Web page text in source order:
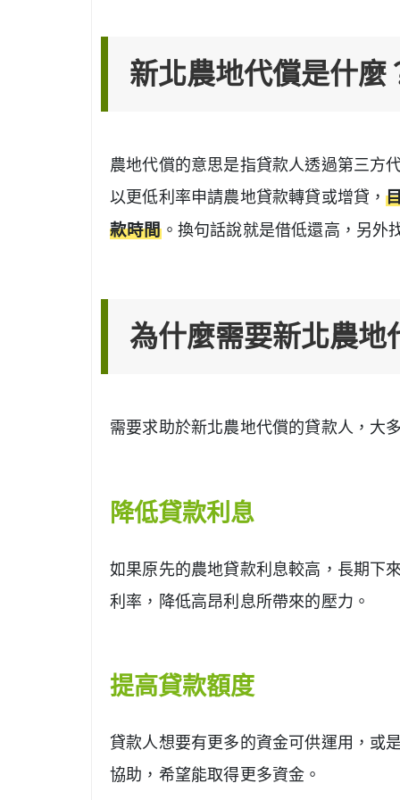
新北農地代償是什麼
農地代償的意思是指貸款人透過第三方
以更低利率申請農地貸款轉貸或增貸，
款時間。換句話說就是借低還高，另外
為什麼需要新北農地
需要求助於新北農地代償的貸款人，大
降低貸款利息
如果原先的農地貸款利息較高，長期下
利率，降低高昂利息所帶來的壓力。
提高貸款額度
貸款人想要有更多的資金可供運用，或
協助，希望能取得更多資金。